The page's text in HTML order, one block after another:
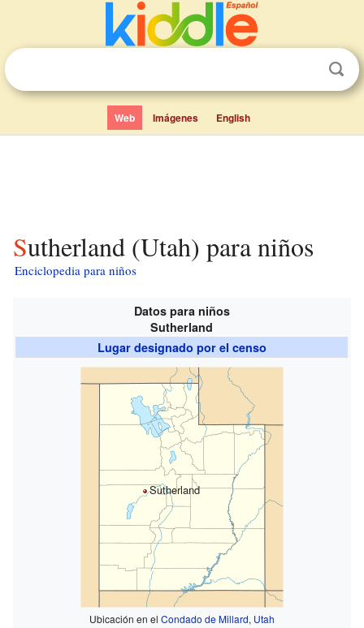
Web Imágenes English
Sutherland (Utah) para niños
Enciclopedia para niños
Datos para niños
Sutherland
Lugar designado por el censo
Sutherland
Ubicación en el Condado de Millard, Utah